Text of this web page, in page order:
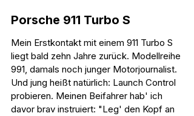
Porsche 911 Turbo S
Mein Erstkontakt mit einem 911 Turbo S
liegt bald zehn Jahre zurück. Modellreihe
991, damals noch junger Motorjournalist.
Und jung heißt natürlich: Launch Control
probieren. Meinen Beifahrer hab' ich
davor brav instruiert: "Leg' den Kopf an